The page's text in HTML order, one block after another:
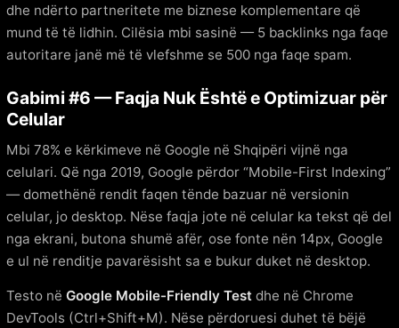
dhe ndërto partneritete me biznese komplementare që
mund të të lidhin. Cilësia mbi sasinë — 5 backlinks nga faqe
autoritare janë më të vlefshme se 500 nga faqe spam.
Gabimi #6 — Faqja Nuk Është e Optimizuar për
Celular
Mbi 78% e kërkimeve në Google në Shqipëri vijnë nga
celulari. Që nga 2019, Google përdor “Mobile-First Indexing”
— domethënë rendit faqen tënde bazuar në versionin
celular, jo desktop. Nëse faqja jote në celular ka tekst që del
nga ekrani, butona shumë afër, ose fonte nën 14px, Google
e ul në renditje pavarësisht sa e bukur duket në desktop.
Testo në Google Mobile-Friendly Test dhe në Chrome
DevTools (Ctrl+Shift+M). Nëse përdoruesi duhet të bëjë